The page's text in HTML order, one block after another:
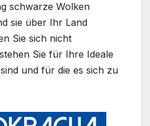
schwarze Wolken
sie über Ihr Land
Sie sich nicht
Sie für Ihre Ideale
und für die es sich zu